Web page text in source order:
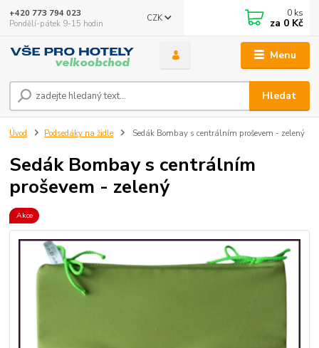
Menu
CZK
Hledat
+420 773 794 023
Pondělí-pátek 9-15 hodin
0 ks
za 0 Kč
Úvod Podsedáky na židle Sedák Bombay s centrálním proševem - zelený
Sedák Bombay s centrálním
proševem - zelený
Akce